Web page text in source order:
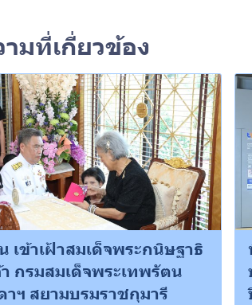
มที่เกี่ยวข้อง
เข้าเฝ้าสมเด็จพระกนิษฐาธิ
า กรมสมเด็จพระเทพรัตน
าฯ สยามบรมราชกุมารี